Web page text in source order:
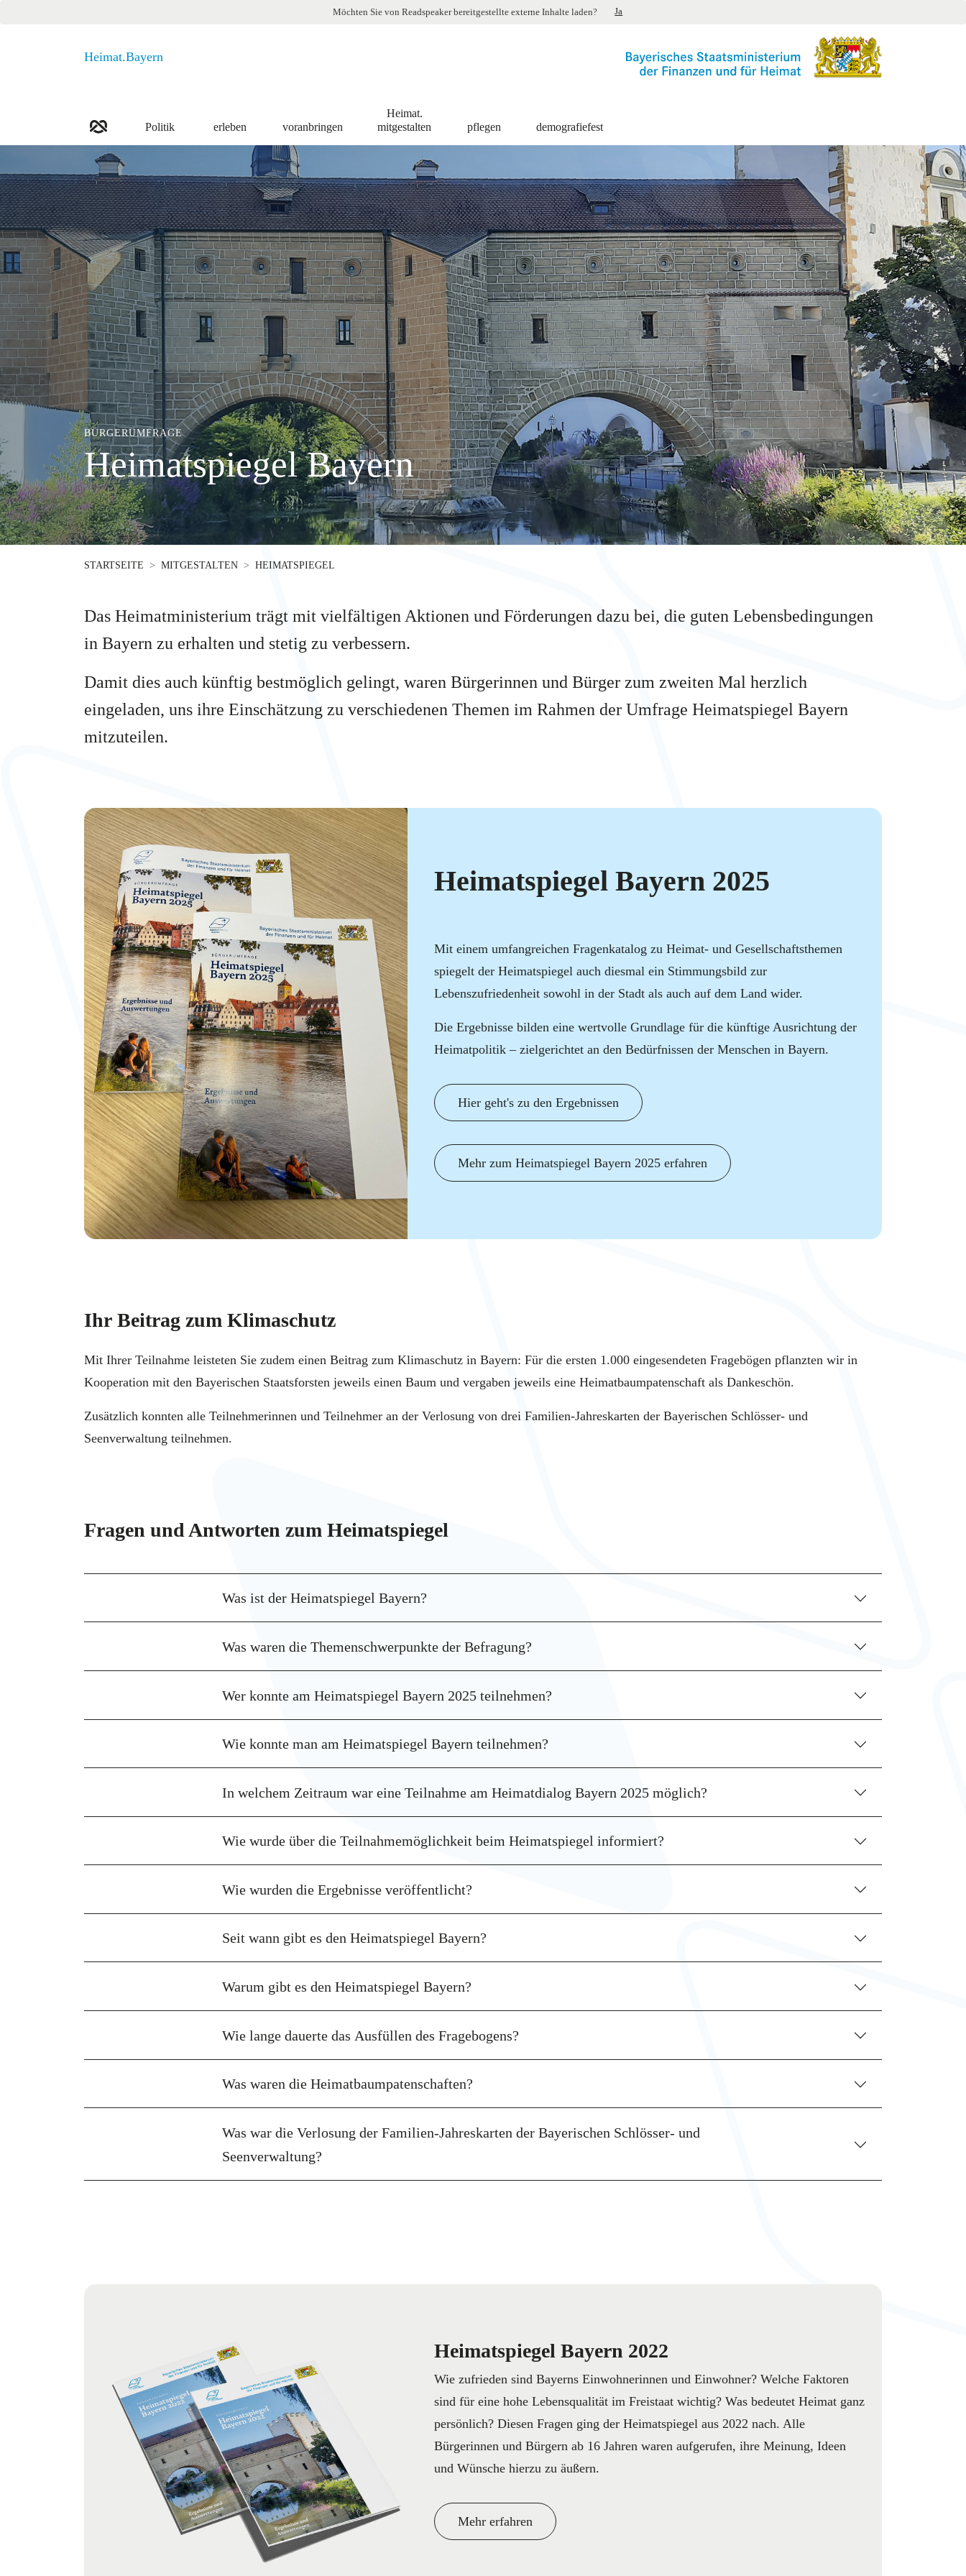
Möchten Sie vonReadspeakerbereitgestellte externe Inhalte laden? Ja
Heimat.Bayern
Politik erleben voranbringen
Heimat.
mitgestalten
pflegen demografiefest
BÜRGERUMFRAGE
Heimatspiegel Bayern
STARTSEITE MITGESTALTEN HEIMATSPIEGEL
Das Heimatministerium trägt mit vielfältigen Aktionen und Förderungen dazu bei, die guten Lebensbedingungen
in Bayern zu erhalten und stetig zu verbessern.
Damit dies auch künftig bestmöglich gelingt, waren Bürgerinnen und Bürger zum zweiten Mal herzlich
eingeladen, uns ihre Einschätzung zu verschiedenen Themen im Rahmen der Umfrage Heimatspiegel Bayern
mitzuteilen.
Heimatspiegel Bayern 2025
Mit einem umfangreichen Fragenkatalog zu Heimat- und Gesellschaftsthemen
spiegelt der Heimatspiegel auch diesmal ein Stimmungsbild zur
Lebenszufriedenheit sowohl in der Stadt als auch auf dem Land wider.
Die Ergebnisse bilden eine wertvolle Grundlage für die künftige Ausrichtung der
Heimatpolitik – zielgerichtet an den Bedürfnissen der Menschen in Bayern.
Hier geht's zu den Ergebnissen
Mehr zum Heimatspiegel Bayern 2025 erfahren
Ihr Beitrag zum Klimaschutz
Mit Ihrer Teilnahme leisteten Sie zudem einen Beitrag zum Klimaschutz in Bayern: Für die ersten 1.000 eingesendeten Fragebögen pflanzten wir in
Kooperation mit den Bayerischen Staatsforsten jeweils einen Baum und vergaben jeweils eine Heimatbaumpatenschaft als Dankeschön.
Zusätzlich konnten alle Teilnehmerinnen und Teilnehmer an der Verlosung von drei Familien-Jahreskarten der Bayerischen Schlösser- und
Seenverwaltung teilnehmen.
Fragen und Antworten zum Heimatspiegel
Was ist der Heimatspiegel Bayern?
Was waren die Themenschwerpunkte der Befragung?
Wer konnte am Heimatspiegel Bayern 2025 teilnehmen?
Wie konnte man am Heimatspiegel Bayern teilnehmen?
In welchem Zeitraum war eine Teilnahme am Heimatdialog Bayern 2025 möglich?
Wie wurde über die Teilnahmemöglichkeit beim Heimatspiegel informiert?
Wie wurden die Ergebnisse veröffentlicht?
Seit wann gibt es den Heimatspiegel Bayern?
Warum gibt es den Heimatspiegel Bayern?
Wie lange dauerte das Ausfüllen des Fragebogens?
Was waren die Heimatbaumpatenschaften?
Was war die Verlosung der Familien-Jahreskarten der Bayerischen Schlösser- und
Seenverwaltung?
Heimatspiegel Bayern 2022
Wie zufrieden sind Bayerns Einwohnerinnen und Einwohner? Welche Faktoren
sind für eine hohe Lebensqualität im Freistaat wichtig? Was bedeutet Heimat ganz
persönlich? Diesen Fragen ging der Heimatspiegel aus 2022 nach. Alle
Bürgerinnen und Bürgern ab 16 Jahren waren aufgerufen, ihre Meinung, Ideen
und Wünsche hierzu zu äußern.
Mehr erfahren